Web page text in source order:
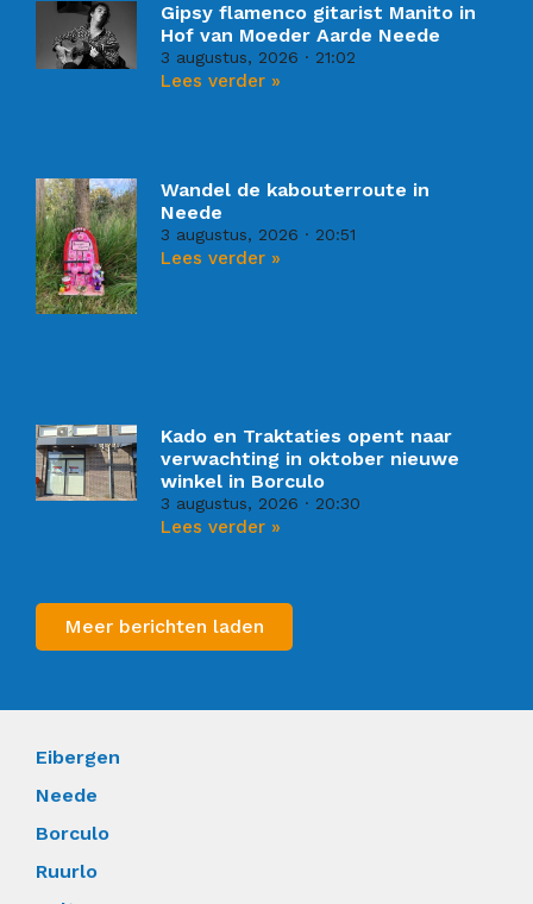
Gipsy flamenco gitarist Manito in
Hof van Moeder Aarde Neede
3 augustus, 2026 21:02
Lees verder »
Wandel de kabouterroute in
Neede
3 augustus, 2026 20:51
Lees verder »
Kado en Traktaties opent naar
verwachting in oktober nieuwe
winkel in Borculo
3 augustus, 2026 20:30
Lees verder »
Meer berichten laden
Eibergen
Neede
Borculo
Ruurlo